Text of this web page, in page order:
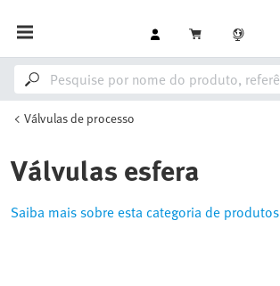
Válvulas de processo
Válvulas esfera
Saiba mais sobre esta categoria de produtos